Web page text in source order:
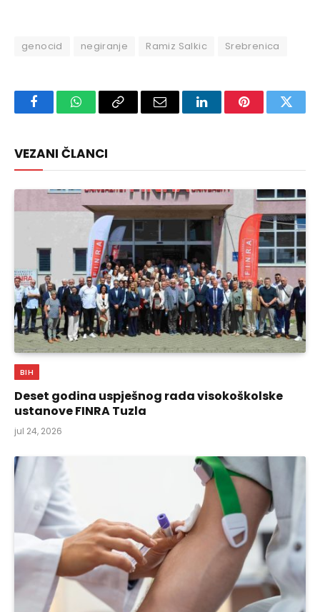
genocid negiranje Ramiz Salkic Srebrenica
FacebookWhatsAppCopy
Email LinkedInPinterest
VEZANI ČLANCI
BIH
Deset godina uspješnog rada visokoškolske
ustanove FINRA Tuzla
jul 24, 2026